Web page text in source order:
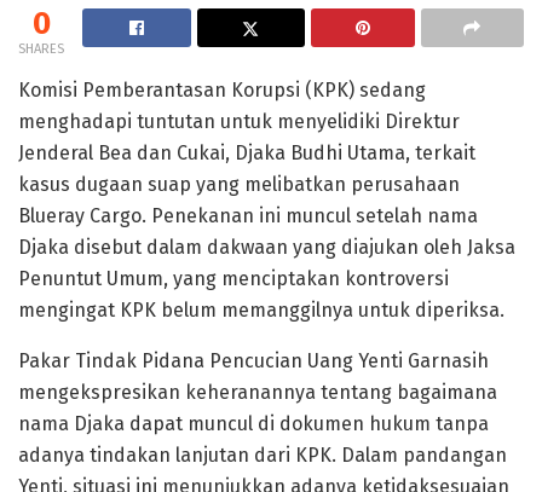
0
SHARES
Komisi Pemberantasan Korupsi (KPK) sedang
menghadapi tuntutan untuk menyelidiki Direktur
Jenderal Bea dan Cukai, Djaka Budhi Utama, terkait
kasus dugaan suap yang melibatkan perusahaan
Blueray Cargo. Penekanan ini muncul setelah nama
Djaka disebut dalam dakwaan yang diajukan oleh Jaksa
Penuntut Umum, yang menciptakan kontroversi
mengingat KPK belum memanggilnya untuk diperiksa.
Pakar Tindak Pidana Pencucian Uang Yenti Garnasih
mengekspresikan keheranannya tentang bagaimana
nama Djaka dapat muncul di dokumen hukum tanpa
adanya tindakan lanjutan dari KPK. Dalam pandangan
Yenti, situasi ini menunjukkan adanya ketidaksesuaian